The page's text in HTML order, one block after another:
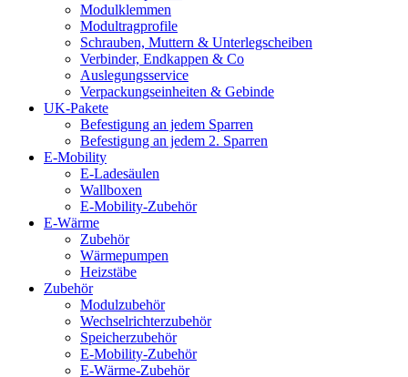
Modulklemmen
Modultragprofile
Schrauben, Muttern & Unterlegscheiben
Verbinder, Endkappen & Co
Auslegungsservice
Verpackungseinheiten & Gebinde
UK-Pakete
Befestigung an jedem Sparren
Befestigung an jedem 2. Sparren
E-Mobility
E-Ladesäulen
Wallboxen
E-Mobility-Zubehör
E-Wärme
Zubehör
Wärmepumpen
Heizstäbe
Zubehör
Modulzubehör
Wechselrichterzubehör
Speicherzubehör
E-Mobility-Zubehör
E-Wärme-Zubehör